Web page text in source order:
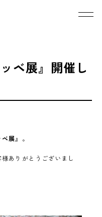
ベ展』開催し
ベ展』。
ありがとうございまし